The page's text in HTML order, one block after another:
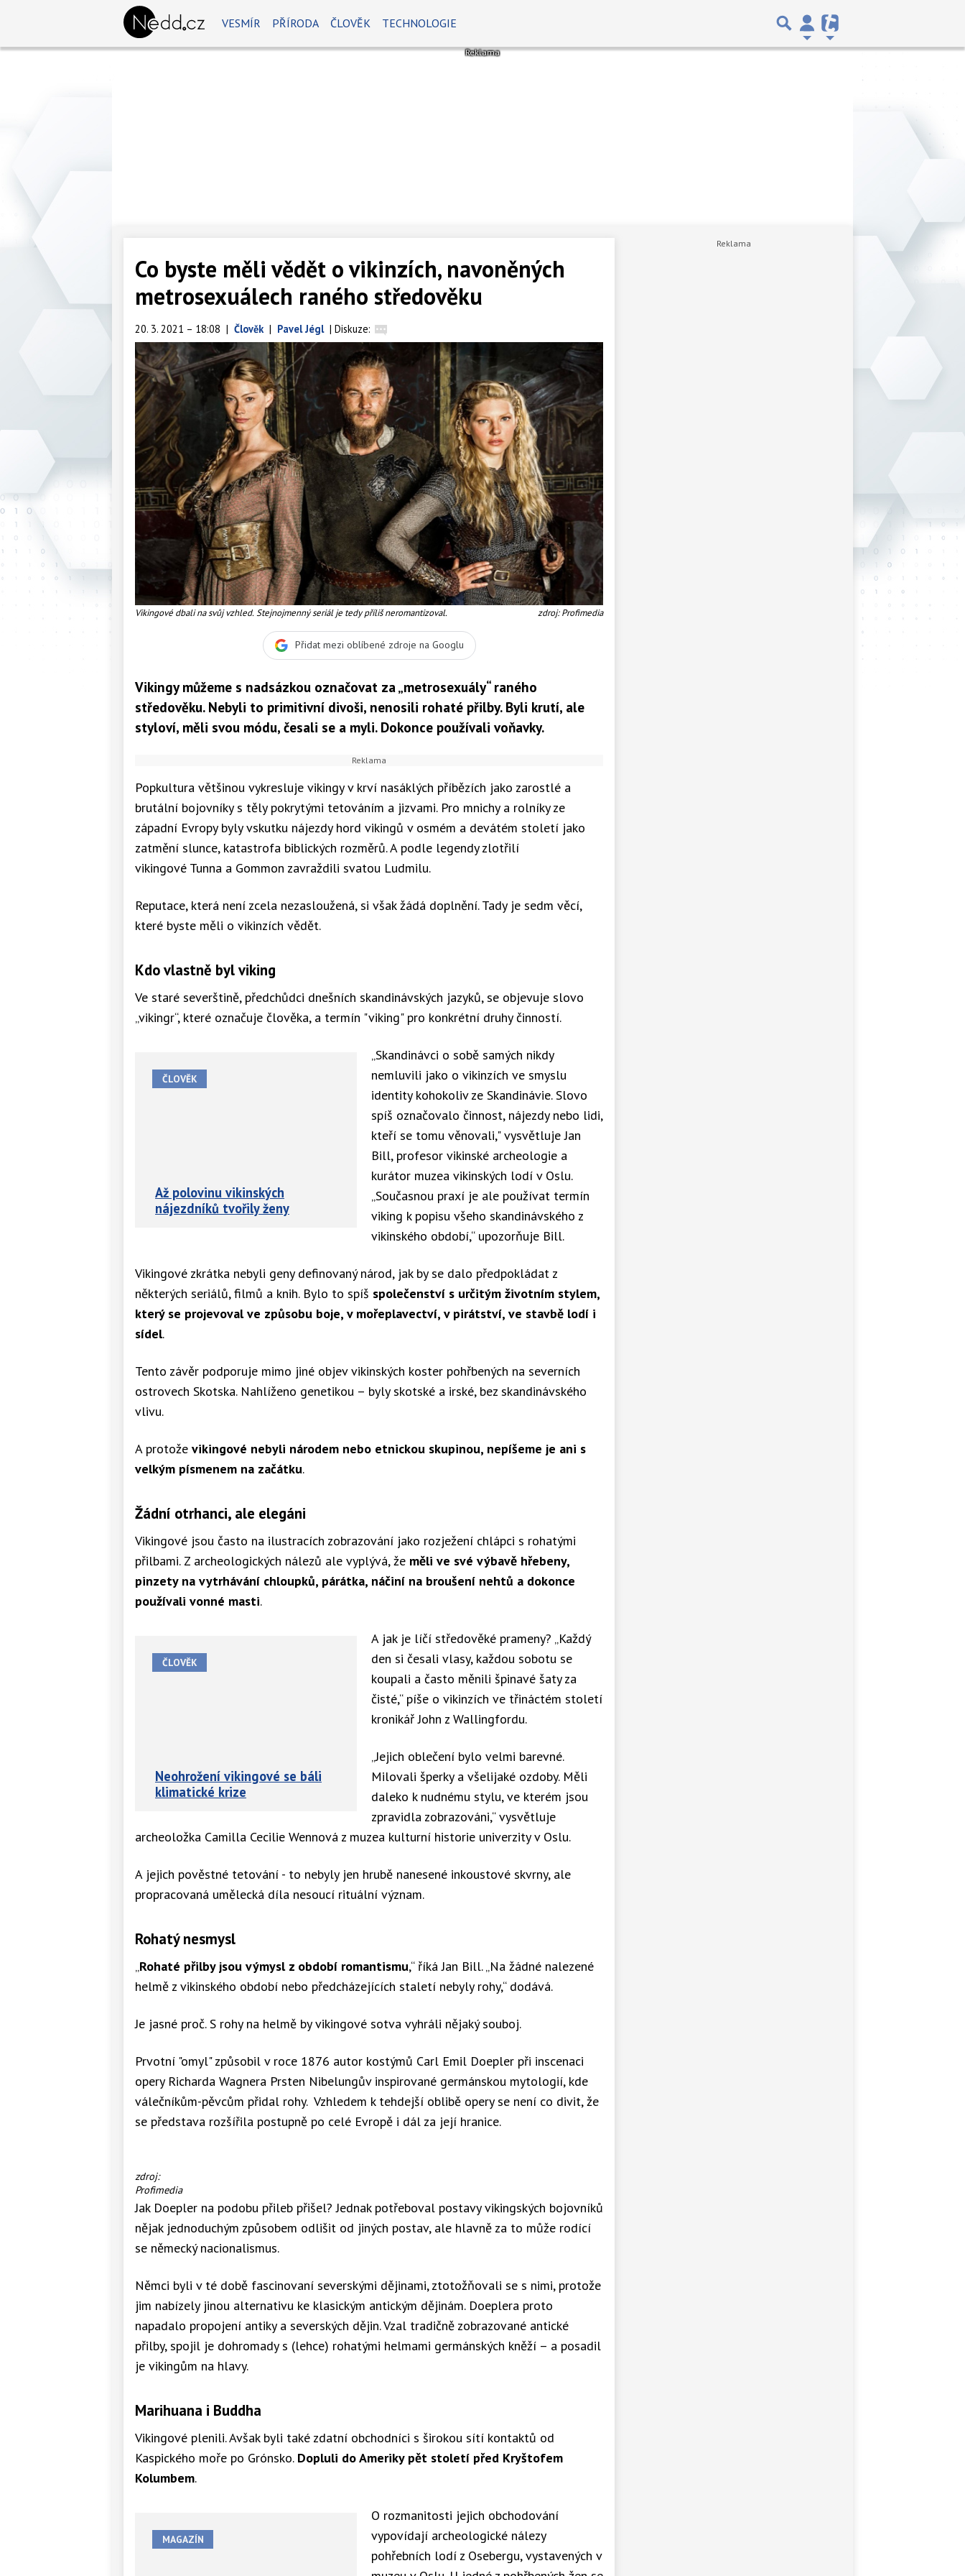
VESMÍR PŘÍRODA ČLOVĚK TECHNOLOGIE
Co byste měli vědět o vikinzích, navoněných
metrosexuálech raného středověku
20. 3. 2021 – 18:08 | Člověk | Pavel Jégl | Diskuze:
Vikingové dbali na svůj vzhled. Stejnojmenný seriál je tedy příliš neromantizoval. zdroj: Profimedia
Přidat mezi oblíbené zdroje na Googlu
Vikingy můžeme s nadsázkou označovat za „metrosexuály“ raného
středověku. Nebyli to primitivní divoši, nenosili rohaté přilby. Byli krutí, ale
styloví, měli svou módu, česali se a myli. Dokonce používali voňavky.
Popkultura většinou vykresluje vikingy v krví nasáklých příbězích jako zarostlé a
brutální bojovníky s těly pokrytými tetováním a jizvami. Pro mnichy a rolníky ze
západní Evropy byly vskutku nájezdy hord vikingů v osmém a devátém století jako
zatmění slunce, katastrofa biblických rozměrů. A podle legendy zlotřilí
vikingové Tunna a Gommon zavraždili svatou Ludmilu.
Reputace, která není zcela nezasloužená, si však žádá doplnění. Tady je sedm věcí,
které byste měli o vikinzích vědět.
Kdo vlastně byl viking
Ve staré severštině, předchůdci dnešních skandinávských jazyků, se objevuje slovo
„vikingr“, které označuje člověka, a termín "viking" pro konkrétní druhy činností.
ČLOVĚK
Až polovinu vikinských
nájezdníků tvořily ženy
„Skandinávci o sobě samých nikdy
nemluvili jako o vikinzích ve smyslu
identity kohokoliv ze Skandinávie. Slovo
spíš označovalo činnost, nájezdy nebo lidi,
kteří se tomu věnovali," vysvětluje Jan
Bill, profesor vikinské archeologie a
kurátor muzea vikinských lodí v Oslu.
„Současnou praxí je ale používat termín
viking k popisu všeho skandinávského z
vikinského období,“ upozorňuje Bill.
Vikingové zkrátka nebyli geny definovaný národ, jak by se dalo předpokládat z
některých seriálů, filmů a knih. Bylo to spíš společenství s určitým životním stylem,
který se projevoval ve způsobu boje, v mořeplavectví, v pirátství, ve stavbě lodí i
sídel.
Tento závěr podporuje mimo jiné objev vikinských koster pohřbených na severních
ostrovech Skotska. Nahlíženo genetikou – byly skotské a irské, bez skandinávského
vlivu.
A protože vikingové nebyli národem nebo etnickou skupinou, nepíšeme je ani s
velkým písmenem na začátku.
Žádní otrhanci, ale elegáni
Vikingové jsou často na ilustracích zobrazování jako rozježení chlápci s rohatými
přilbami. Z archeologických nálezů ale vyplývá, že měli ve své výbavě hřebeny,
pinzety na vytrhávání chloupků, párátka, náčiní na broušení nehtů a dokonce
používali vonné masti.
ČLOVĚK
Neohrožení vikingové se báli
klimatické krize
A jak je líčí středověké prameny? „Každý
den si česali vlasy, každou sobotu se
koupali a často měnili špinavé šaty za
čisté,“ píše o vikinzích ve třináctém století
kronikář John z Wallingfordu.
„Jejich oblečení bylo velmi barevné.
Milovali šperky a všelijaké ozdoby. Měli
daleko k nudnému stylu, ve kterém jsou
zpravidla zobrazováni,“ vysvětluje
archeoložka Camilla Cecilie Wennová z muzea kulturní historie univerzity v Oslu.
A jejich pověstné tetování - to nebyly jen hrubě nanesené inkoustové skvrny, ale
propracovaná umělecká díla nesoucí rituální význam.
Rohatý nesmysl
„Rohaté přilby jsou výmysl z období romantismu,“ říká Jan Bill. „Na žádné nalezené
helmě z vikinského období nebo předcházejících staletí nebyly rohy,“ dodává.
Je jasné proč. S rohy na helmě by vikingové sotva vyhráli nějaký souboj.
Prvotní "omyl" způsobil v roce 1876 autor kostýmů Carl Emil Doepler při inscenaci
opery Richarda Wagnera Prsten Nibelungův inspirované germánskou mytologií, kde
válečníkům-pěvcům přidal rohy. Vzhledem k tehdejší oblibě opery se není co divit, že
se představa rozšířila postupně po celé Evropě i dál za její hranice.
Přilba
vikinského
bojovníka.
zdroj:
Profimedia
Jak Doepler na podobu přileb přišel? Jednak potřeboval postavy vikingských bojovníků
nějak jednoduchým způsobem odlišit od jiných postav, ale hlavně za to může rodící
se německý nacionalismus.
Němci byli v té době fascinovaní severskými dějinami, ztotožňovali se s nimi, protože
jim nabízely jinou alternativu ke klasickým antickým dějinám. Doeplera proto
napadalo propojení antiky a severských dějin. Vzal tradičně zobrazované antické
přilby, spojil je dohromady s (lehce) rohatými helmami germánských kněží – a posadil
je vikingům na hlavy.
Marihuana i Buddha
Vikingové plenili. Avšak byli také zdatní obchodníci s širokou sítí kontaktů od
Kaspického moře po Grónsko. Dopluli do Ameriky pět století před Kryštofem
Kolumbem.
MAGAZÍN
O rozmanitosti jejich obchodování
vypovídají archeologické nálezy
pohřebních lodí z Osebergu, vystavených v